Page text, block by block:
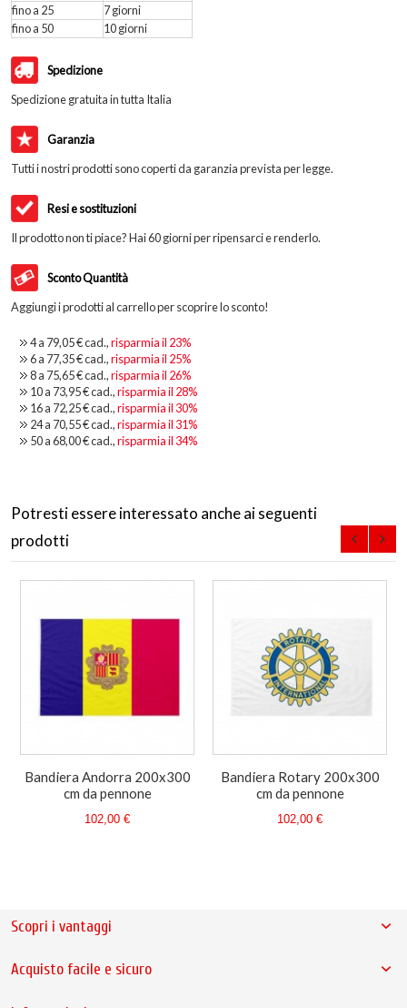
fino a 25
7 giorni
fino a 50
10 giorni
Spedizione
Spedizione gratuita in tutta Italia
Garanzia
Tutti i nostri prodotti sono coperti da garanzia prevista per legge.
Resi e sostituzioni
Il prodotto non ti piace? Hai 60 giorni per ripensarci e renderlo.
Sconto Quantità
Aggiungi i prodotti al carrello per scoprire lo sconto!
4 a 79,05 €cad.,risparmia il 23%
6 a 77,35 €cad.,risparmia il 25%
8 a 75,65 €cad.,risparmia il 26%
10 a 73,95 €cad.,risparmia il 28%
16 a 72,25 €cad.,risparmia il 30%
24 a 70,55 €cad.,risparmia il 31%
50 a68,00 €cad.,risparmia il 34%
Potresti essere interessato anche ai seguenti
prodotti
Bandiera Andorra 200x300
cm da pennone
102,00 €
Bandiera Rotary 200x300
cm da pennone
102,00 €
Scopri i vantaggi
Acquisto facile e sicuro